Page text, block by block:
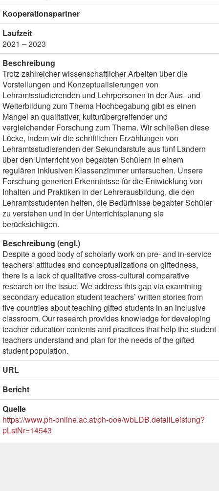
Kooperationspartner
Laufzeit
2021 – 2023
Beschreibung
Trotz zahlreicher wissenschaftlicher Arbeiten über die
Vorstellungen und Konzeptualisierungen von
Lehramtsstudierenden und Lehrpersonen in der Aus- und
Weiterbildung zum Thema Hochbegabung gibt es einen
Mangel an qualitativer, kulturübergreifender und
vergleichender Forschung zum Thema. Wir schließen diese
Lücke, indem wir die schriftlichen Erzählungen von
Lehramtsstudierenden der Sekundarstufe aus fünf Ländern
über den Unterricht von begabten Schülern in einem
regulären inklusiven Klassenzimmer untersuchen. Unsere
Forschung generiert Erkenntnisse für die Entwicklung von
Inhalten und Praktiken in der Lehrerausbildung, die den
Lehramtsstudenten helfen, die Bedürfnisse begabter Schüler
zu verstehen und in der Unterrichtsplanung sie
berücksichtigen.
Beschreibung (engl.)
Despite a good body of scholarly work on pre- and in-service
teachers‘ attitudes and conceptualizations on giftedness,
there is a lack of qualitative cross-cultural comparative
research on the issue. We address this gap via examining
secondary education student teachers’ written stories from
five countries about teaching gifted students in an inclusive
classroom. Our research provides knowledge for developing
teacher education contents and practices that help the student
teachers understand and plan for the needs of the gifted
student population.
URL
Bericht
Quelle
https://www.ph-online.ac.at/ph-ooe/wbLDB.detailLeistung?
pLstNr=14543